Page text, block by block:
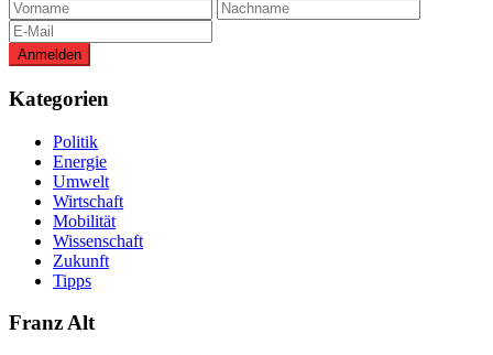
Kategorien
Politik
Energie
Umwelt
Wirtschaft
Mobilität
Wissenschaft
Zukunft
Tipps
Franz Alt